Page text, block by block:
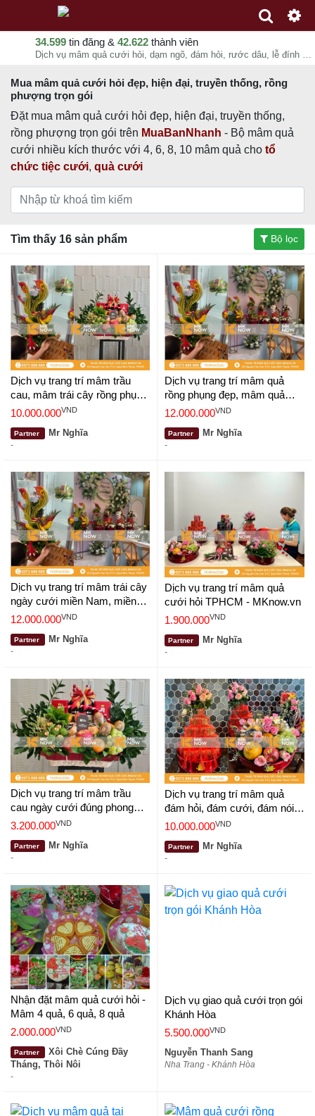
34.599 tin đăng & 42.622 thành viên
Dịch vụ mâm quả cưới hỏi, dạm ngõ, đám hỏi, rước dâu, lễ đính hôn MuaBanNhanh - Đặt mâm quả rồng phụng, trọn gói 4, 6, 8, 10 mâm quả đám cưới miền Nam, miền Trung, miền Bắc, miền Tây
Mua mâm quả cưới hỏi đẹp, hiện đại, truyền thống, rồng
phượng trọn gói
Đặt mua mâm quả cưới hỏi đẹp, hiện đại, truyền thống,
rồng phượng trọn gói trên MuaBanNhanh - Bộ mâm quả
cưới nhiều kích thước với 4, 6, 8, 10 mâm quả cho tổ
chức tiệc cưới, quà cưới
Tìm thấy 16 sản phẩm Bộ lọc
Dịch vụ trang trí mâm trầu
cau, mâm trái cây rồng phụng
cưới hỏi đẹp TPHCM
10.000.000VND
Partner Mr Nghĩa
-
Dịch vụ trang trí mâm quả
rồng phụng đẹp, mâm quả
cưới rồng phượng
12.000.000VND
Partner Mr Nghĩa
-
Dịch vụ trang trí mâm trái cây
ngày cưới miền Nam, miền
Tây cốt rồng phượng
12.000.000VND
Partner Mr Nghĩa
-
Dịch vụ trang trí mâm quả
cưới hỏi TPHCM - MKnow.vn
1.900.000VND
Partner Mr Nghĩa
-
Dịch vụ trang trí mâm trầu
cau ngày cưới đúng phong
tục truyền thống
3.200.000VND
Partner Mr Nghĩa
-
Dịch vụ trang trí mâm quả
đám hỏi, đám cưới, đám nói
trọn gói TPHCM - Gói cao cấp
10.000.000VND
Partner Mr Nghĩa
-
Nhận đặt mâm quả cưới hỏi -
Mâm 4 quả, 6 quả, 8 quả
2.000.000VND
Partner
Xôi Chè Cúng Đầy
Tháng, Thôi Nôi
-
Dịch vụ giao quả cưới trọn gói
Khánh Hòa
5.500.000VND
Nguyễn Thanh Sang
Nha Trang - Khánh Hòa